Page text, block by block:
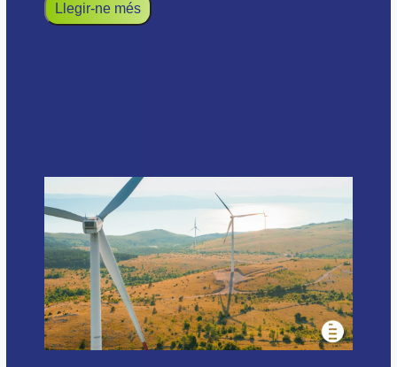
Llegir-ne més